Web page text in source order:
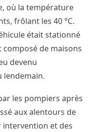
où la température
frôlant les 40 °C.
était stationné
de maisons
devenu
lendemain.
les pompiers après
aux alentours de
intervention et des